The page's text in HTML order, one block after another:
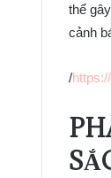
thể
cảnh
/